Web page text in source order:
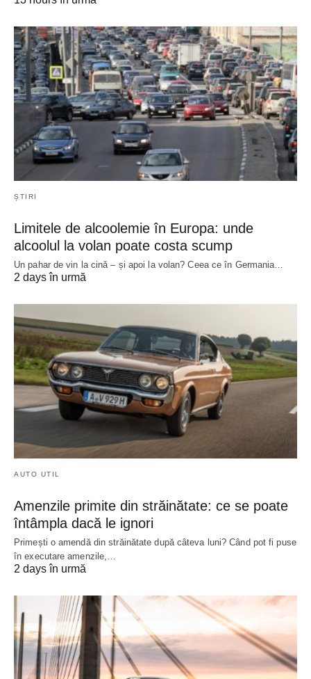
ȘTIRI
Limitele de alcoolemie în Europa: unde
alcoolul la volan poate costa scump
Un pahar de vin la cină – și apoi la volan? Ceea ce în Germania…
2 days în urmă
AUTO UTIL
Amenzile primite din străinătate: ce se poate
întâmpla dacă le ignori
Primești o amendă din străinătate după câteva luni? Când pot fi puse
în executare amenzile,…
2 days în urmă